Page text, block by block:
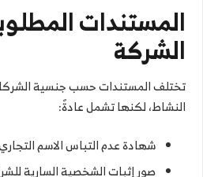
المستندات
الشركة
تختلف المستندات حسب جنسية
النشاط، لكنها تشمل عادةً:
شهادة عدم التباس الاسم
صور إثبات الشخصية السارية